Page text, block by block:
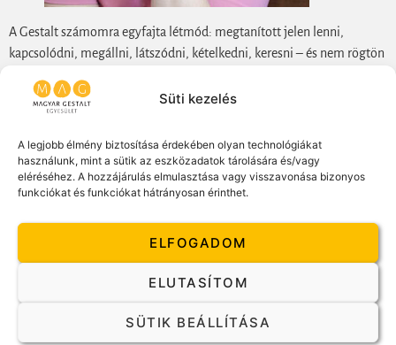
Süti kezelés
A legjobb élmény biztosítása érdekében olyan technológiákat
használunk, mint a sütik az eszközadatok tárolására és/vagy
eléréséhez. A hozzájárulás elmulasztása vagy visszavonása bizonyos
funkciókat és funkciókat hátrányosan érinthet.
ELFOGADOM
ELUTASÍTOM
SÜTIK BEÁLLÍTÁSA
A Gestalt számomra egyfajta létmód: megtanított jelen lenni,
kapcsolódni, megállni, látszódni, kételkedni, keresni – és nem rögtön
kezdődik: egy másfajta figyelemmel, egy apró mozdulattal vagy egy
új felismeréssel. Nem kész megoldásokat keresek az ügyfeleimmel,
hanem arra figyelünk, ami az itt és most-ban történik – a valódi
jelenlétre, kapcsolódásra és a saját igények megélésére. Nem mindig
kell „megjavulnunk” ahhoz, hogy változhassunk.
gazdagít. Az egyéni Gestalt terápiás munkában, a szupervíziókban,
coachként a vezetőkkel és csapatokkal való együttműködésben,
valamint a szervezeti folyamatokban is ezt a szemléletet képviselem.
Fontos számomra, hogy fejlődjek, és hogy a Gestalt élményt